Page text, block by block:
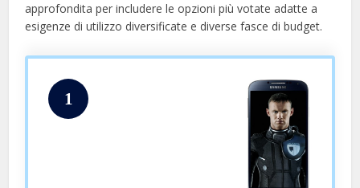
approfondita per includere le opzioni più votate adatte a
esigenze di utilizzo diversificate e diverse fasce di budget.
1